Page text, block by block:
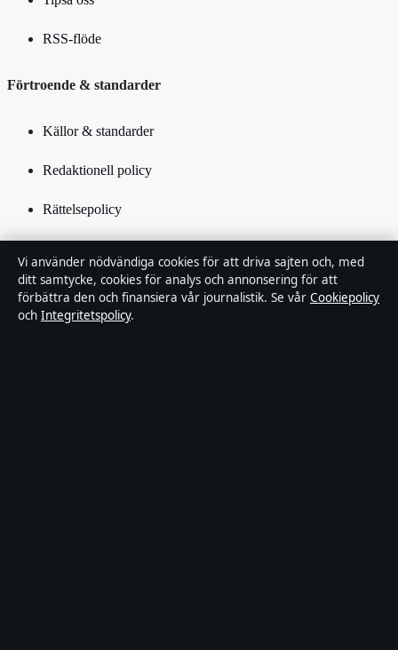
RSS-flöde
Förtroende & standarder
Källor & standarder
Redaktionell policy
Rättelsepolicy
Integritetspolicy
Kändisar & integritet
Vi använder nödvändiga cookies för att driva sajten och, med
ditt samtycke, cookies för analys och annonsering för att
förbättra den och finansiera vår journalistik. Se vår Cookiepolicy
och Integritetspolicy.